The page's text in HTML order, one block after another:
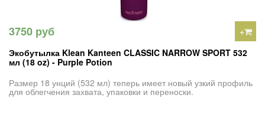
3750 руб
+
Экобутылка Klean Kanteen CLASSIC NARROW SPORT 532
мл (18 oz) - Purple Potion
Размер 18 унций (532 мл) теперь имеет новый узкий профиль
для облегчения захвата, упаковки и переноски.